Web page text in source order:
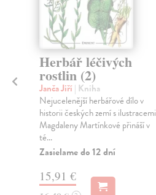
Herbář léčivých
rostlin (2)
Janča Jiří | Kniha
Nejucelenější herbářové dílo v
historii českých zemí s ilustracemi
Magdaleny Martínkové přináší v
té...
Zasielame do 12 dní
15,91 €